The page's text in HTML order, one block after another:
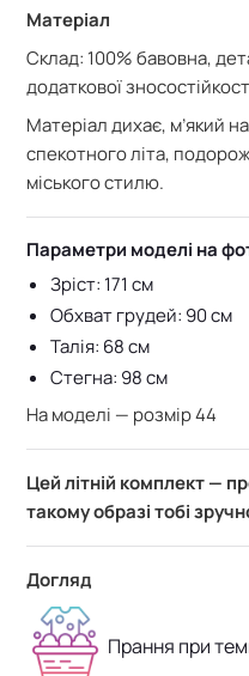
Матеріал
Склад: 100% бавовна,
додаткової
Матеріал дихає, м’який
спекотного літа,
міського стилю.
Параметри моделі на
Зріст: 171 см
Обхват грудей: 90 см
Талія: 68 см
Стегна: 98 см
На моделі — розмір 44
Цей літній комплект —
такому образі тобі
Догляд
Прання при